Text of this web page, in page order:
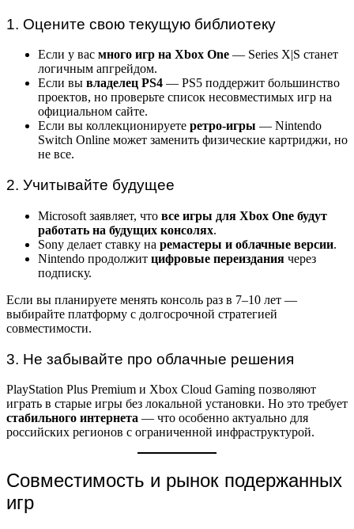
1. Оцените свою текущую библиотеку
Если у вас много игр на Xbox One — Series X|S станет
логичным апгрейдом.
Если вы владелец PS4 — PS5 поддержит большинство
проектов, но проверьте список несовместимых игр на
официальном сайте.
Если вы коллекционируете ретро-игры — Nintendo
Switch Online может заменить физические картриджи, но
не все.
2. Учитывайте будущее
Microsoft заявляет, что все игры для Xbox One будут
работать на будущих консолях.
Sony делает ставку на ремастеры и облачные версии.
Nintendo продолжит цифровые переиздания через
подписку.
Если вы планируете менять консоль раз в 7–10 лет —
выбирайте платформу с долгосрочной стратегией
совместимости.
3. Не забывайте про облачные решения
PlayStation Plus Premium и Xbox Cloud Gaming позволяют
играть в старые игры без локальной установки. Но это требует
стабильного интернета — что особенно актуально для
российских регионов с ограниченной инфраструктурой.
Совместимость и рынок подержанных
игр